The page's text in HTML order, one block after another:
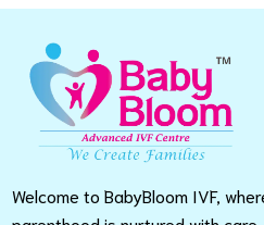
Welcome to BabyBloom IVF,